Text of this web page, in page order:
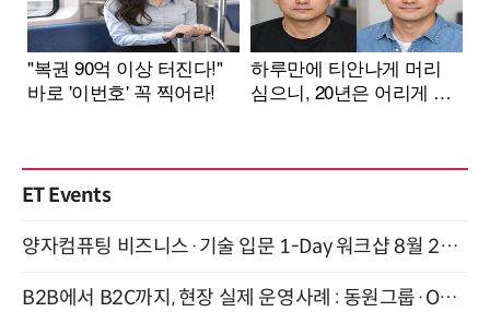
ET Events
양자컴퓨팅 비즈니스·기술 입문 1-Day 워크샵 8월 28일 개최
B2B에서 B2C까지, 현장 실제 운영사례 : 동원그룹·OCI·다이닝브랜즈그룹·당근 (8/27)